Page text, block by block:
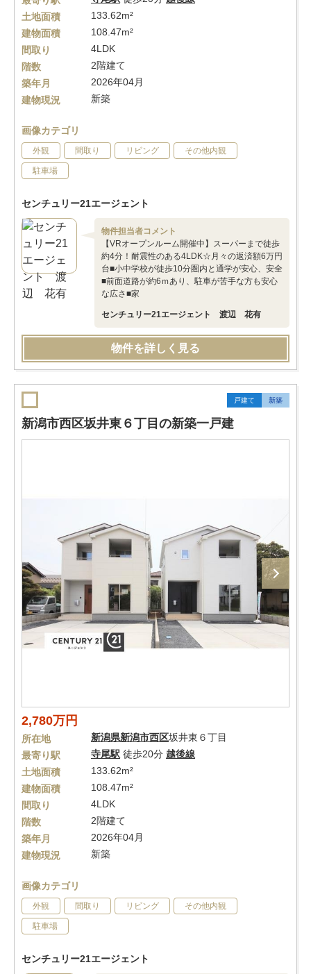
土地面積
133.62m²
建物面積
108.47m²
間取り
4LDK
階数
2階建て
築年月
2026年04月
建物現況
新築
画像カテゴリ
外観 間取り リビング その他内観
駐車場
センチュリー21エージェント
物件担当者コメント
【VRオープンルーム開催中】スーパーまで徒歩
約4分！耐震性のある4LDK☆月々の返済額6万円
台■小中学校が徒歩10分圏内と通学が安心、安全
■前面道路が約6ｍあり、駐車が苦手な方も安心
な広さ■家
センチュリー21エージェント 渡辺 花有
物件を詳しく見る
戸建て 新築
新潟市西区坂井東６丁目の新築一戸建
2,780万円
所在地 新潟県新潟市西区坂井東６丁目
最寄り駅
寺尾駅 徒歩20分 越後線
土地面積
133.62m²
建物面積
108.47m²
間取り
4LDK
階数
2階建て
築年月
2026年04月
建物現況
新築
画像カテゴリ
外観 間取り リビング その他内観
駐車場
センチュリー21エージェント